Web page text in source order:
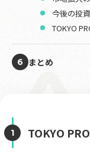
今後の投
TOKYO
6 まとめ
TOKYO